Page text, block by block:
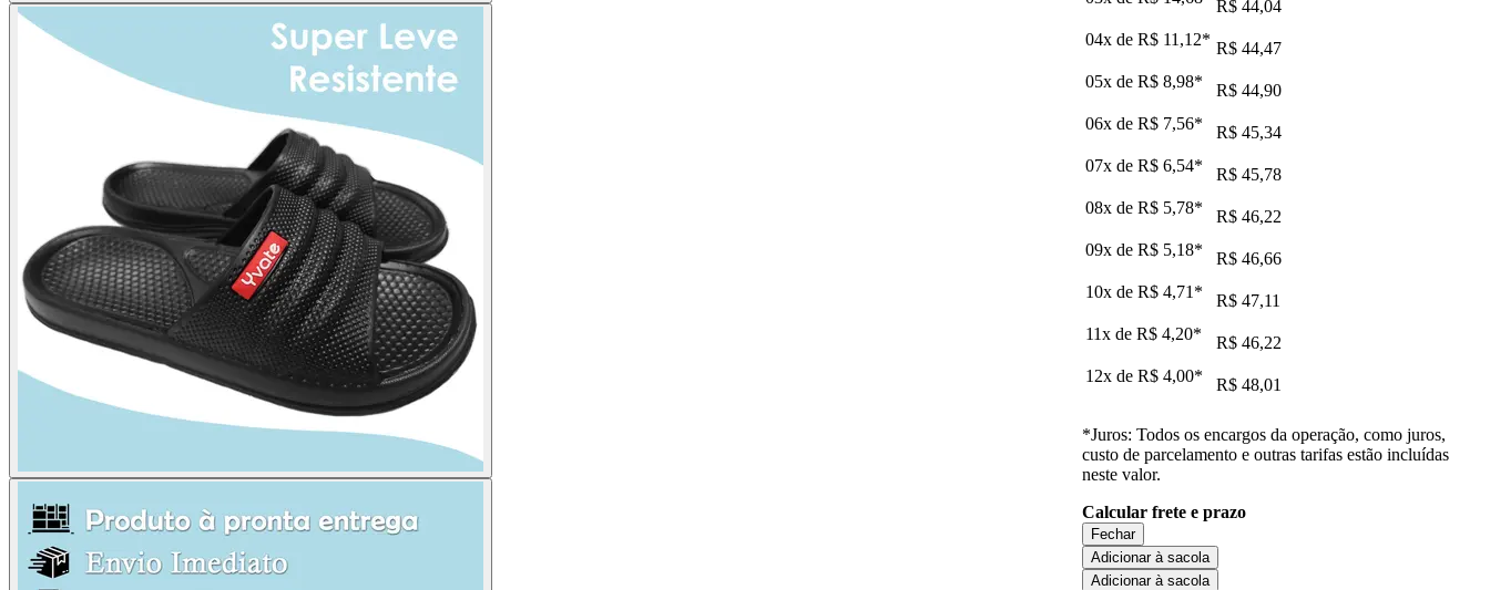
R$ 44,04
04x de R$ 11,12* R$ 44,47
05x de R$ 8,98*
R$ 44,90
06x de R$ 7,56*
R$ 45,34
07x de R$ 6,54*
R$ 45,78
08x de R$ 5,78*
R$ 46,22
09x de R$ 5,18*
R$ 46,66
10x de R$ 4,71 *
R$ 47,11
11x de R$ 4,20*
R$ 46,22
12x de R$ 4,00* R$ 48,01
*Juros: Todos os encargos da operação, como juros,
custo de parcelamento e outras tarifas estão incluídas
neste valor.
Calcular frete e prazo
Fechar
Adicionar à sacola
Adicionar à sacola